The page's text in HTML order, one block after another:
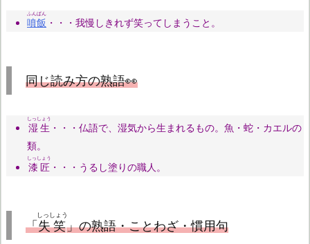
噴飯
ふんぱん
・・・我慢しきれず笑ってしまうこと。
同じ読み方の熟語👀
湿生
しっしょう
・・・仏語で、湿気から生まれるもの。魚・蛇・カエルの
類。
漆匠
しっしょう
・・・うるし塗りの職人。
「失笑
しっしょう
」の熟語・ことわざ・慣用句